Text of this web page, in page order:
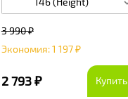
3 990 ₽
Экономия: 1 197 ₽
2 793 ₽ Купить